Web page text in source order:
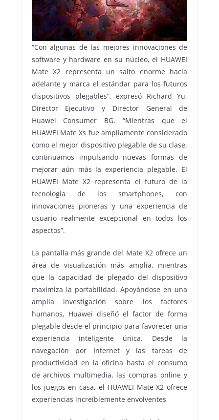
“Con algunas de las mejores innovaciones de
software y hardware en su núcleo, el HUAWEI
Mate X2 representa un salto enorme hacia
adelante y marca el estándar para los futuros
dispositivos plegables”, expresó Richard Yu,
Director Ejecutivo y Director General de
Huawei Consumer BG. “Mientras que el
HUAWEI Mate Xs fue ampliamente considerado
como el mejor dispositivo plegable de su clase,
continuamos impulsando nuevas formas de
mejorar aún más la experiencia plegable. El
HUAWEI Mate X2 representa el futuro de la
tecnología de los smartphones, con
innovaciones pioneras y una experiencia de
usuario realmente excepcional en todos los
aspectos”.
La pantalla más grande del Mate X2 ofrece un
área de visualización más amplia, mientras
que la capacidad de plegado del dispositivo
maximiza la portabilidad. Apoyándose en una
amplia investigación sobre los factores
humanos, Huawei diseñó el factor de forma
plegable desde el principio para favorecer una
experiencia inteligente única. Desde la
navegación por Internet y las tareas de
productividad en la oficina hasta el consumo
de archivos multimedia, las compras online y
los juegos en casa, el HUAWEI Mate X2 ofrece
experiencias increíblemente envolventes